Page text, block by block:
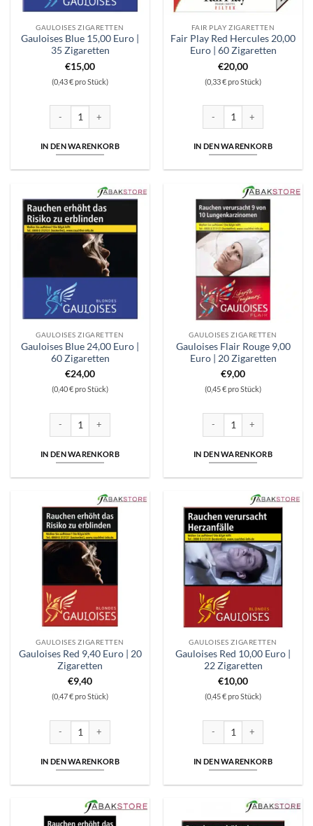
GAULOISES ZIGARETTEN
Gauloises Blue 15,00 Euro |
35 Zigaretten
€15,00
(0,43 € pro Stück)
Gauloises Blue 15,00 Euro | 35 Zigaretten Menge
IN DEN WARENKORB
FAIR PLAY ZIGARETTEN
Fair Play Red Hercules 20,00
Euro | 60 Zigaretten
€20,00
(0,33 € pro Stück)
Fair Play Red Hercules
IN DEN WARENKORB
GAULOISES ZIGARETTEN
Gauloises Blue 24,00 Euro |
60 Zigaretten
€24,00
(0,40 € pro Stück)
IN DEN WARENKORB
GAULOISES ZIGARETTEN
Gauloises Flair Rouge 9,00
Euro | 20 Zigaretten
€9,00
(0,45 € pro Stück)
IN DEN WARENKORB
GAULOISES ZIGARETTEN
Gauloises Red 9,40 Euro | 20
Zigaretten
€9,40
(0,47 € pro Stück)
IN DEN WARENKORB
GAULOISES ZIGARETTEN
Gauloises Red 10,00 Euro |
22 Zigaretten
€10,00
(0,45 € pro Stück)
IN DEN WARENKORB